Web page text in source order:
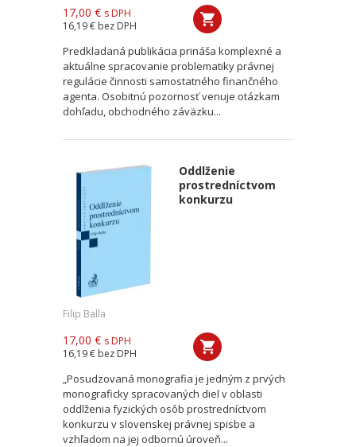
17,00 € s DPH
16,19 € bez DPH
Predkladaná publikácia prináša komplexné a
aktuálne spracovanie problematiky právnej
regulácie činnosti samostatného finančného
agenta. Osobitnú pozornosť venuje otázkam
dohľadu, obchodného záväzku...
Oddlženie
prostredníctvom
konkurzu
Filip Balla
17,00 € s DPH
16,19 € bez DPH
„Posudzovaná monografia je jedným z prvých
monograficky spracovaných diel v oblasti
oddlženia fyzických osôb prostredníctvom
konkurzu v slovenskej právnej spisbe a
vzhľadom na jej odbornú úroveň...